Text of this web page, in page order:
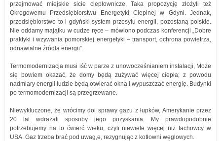
przejmować miejskie sicie ciepłownicze, Taka propozycję złożyli też
Okręgowemu Przedsiębiorstwu Energetyki Cieplnej w Gdyni. Jednak,
przedsiębiorstwo to i gdyński system przesyłu energii, pozostaną polskie.
Nie oddamy majątku w cudze ręce – mówiono podczas konferencji „Dobre
praktyki i wzywania pomorskiej energetyki – transport, ochrona powietrza,
odnawialne źródła energii”.
Termomodernizacja musi iść w parze z unowocześnianiem instalacji, Może
się bowiem okazać, że domy będą zużywać więcej ciepła; z powodu
nadmiary energii ludzie będą otwierać okna i wypuszczać energię. Budynki
po termomodernizacji są przegrzewane.
Niewykluczone, że wrócimy doi sprawy gazu z łupków, Amerykanie przez
20 lat wdrażali sposoby jego pozyskania. My prawdopodobnie
potrzebujemy na to ćwierć wieku, czyli niewiele więcej niż fachowcy w
USA. Gaz trzeba brać pod uwag,e, rezygnując z kotłowni węglowych.